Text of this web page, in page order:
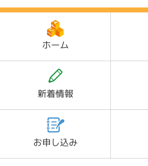
ホーム
新着情報
お申し込み